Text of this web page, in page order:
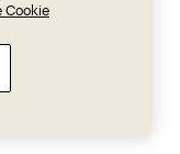
Cookie